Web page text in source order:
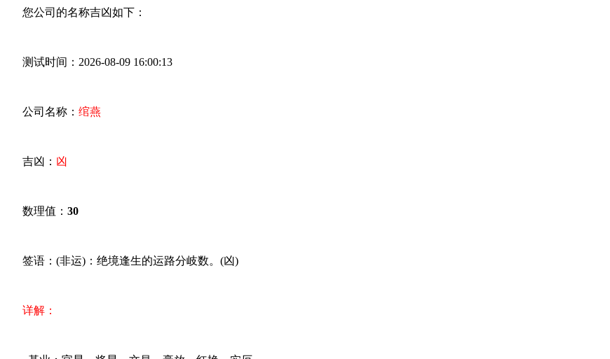
您公司的名称吉凶如下：
测试时间：2026-08-09 16:00:13
公司名称： 绾燕
吉凶： 凶
数理值： 30
签语：(非运)：绝境逢生的运路分岐数。(凶)
详解：